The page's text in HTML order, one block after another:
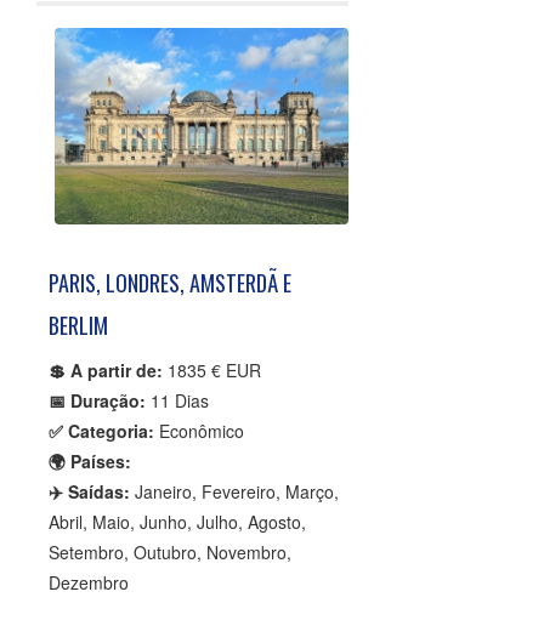
PARIS, LONDRES, AMSTERDÃ E
BERLIM
💲 A partir de: 1835 € EUR
📅 Duração: 11 Dias
✅ Categoria: Econômico
🌍 Países:
✈️ Saídas: Janeiro, Fevereiro, Março,
Abril, Maio, Junho, Julho, Agosto,
Setembro, Outubro, Novembro,
Dezembro